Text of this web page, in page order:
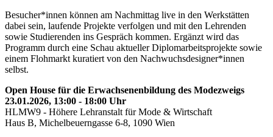
Besucher*innen können am Nachmittag live in den Werkstätten
dabei sein, laufende Projekte verfolgen und mit den Lehrenden
sowie Studierenden ins Gespräch kommen. Ergänzt wird das
Programm durch eine Schau aktueller Diplomarbeitsprojekte sowie
einem Flohmarkt kuratiert von den Nachwuchsdesigner*innen
selbst.
Open House für die Erwachsenenbildung des Modezweigs
23.01.2026, 13:00 - 18:00 Uhr
HLMW9 - Höhere Lehranstalt für Mode & Wirtschaft
Haus B, Michelbeuerngasse 6-8, 1090 Wien